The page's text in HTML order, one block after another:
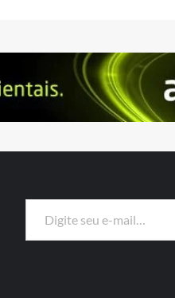
Digite seu e-mail…